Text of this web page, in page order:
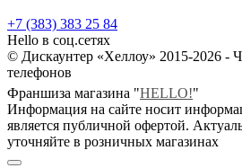
+7 (383) 383 25 84
Hello в соц.сетях
© Дискаунтер «Хеллоу» 2015-2026 -
телефонов
Франшиза магазина "HELLO!"
Информация на сайте носит
является публичной офертой.
уточняйте в розничных магазинах